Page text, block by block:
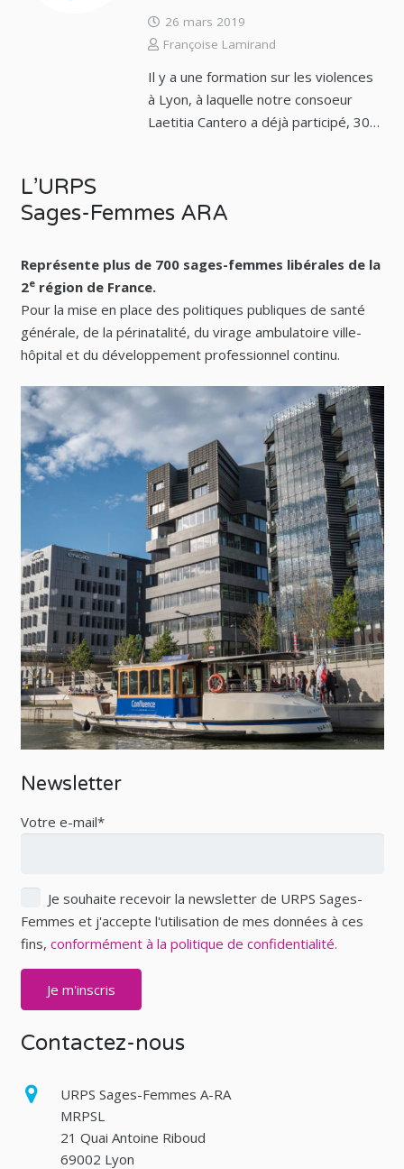
26 mars 2019
Françoise Lamirand
Il y a une formation sur les violences
à Lyon, à laquelle notre consoeur
Laetitia Cantero a déjà participé, 30…
L’URPS
Sages-Femmes ARA
Représente plus de 700 sages-femmes libérales de la
2erégion de France.
Pour la mise en place des politiques publiques de santé
générale, de la périnatalité, du virage ambulatoire ville-
hôpital et du développement professionnel continu.
Newsletter
Votre e-mail*
Je souhaite recevoir la newsletter de URPS Sages-
Femmes et j'accepte l'utilisation de mes données à ces
fins, conformément à la politique de confidentialité.
Contactez-nous
URPS Sages-Femmes A-RA
MRPSL
21 Quai Antoine Riboud
69002 Lyon